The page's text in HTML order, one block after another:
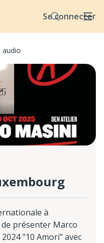
Se connecter
audio
à
présenter Marco
"10 Amori" avec